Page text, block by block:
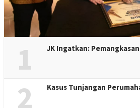
1 JK Ingatkan:
2 Kasus Tunjangan